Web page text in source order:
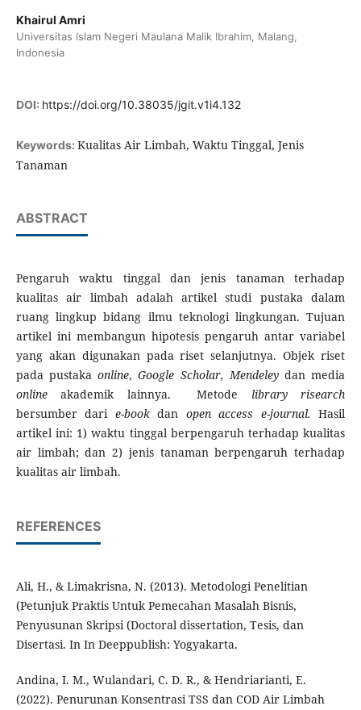
Khairul Amri
Universitas Islam Negeri Maulana Malik Ibrahim, Malang,
Indonesia
DOI: https://doi.org/10.38035/jgit.v1i4.132
Keywords: Kualitas Air Limbah, Waktu Tinggal, Jenis
Tanaman
ABSTRACT
Pengaruh waktu tinggal dan jenis tanaman terhadap
kualitas air limbah adalah artikel studi pustaka dalam
ruang lingkup bidang ilmu teknologi lingkungan. Tujuan
artikel ini membangun hipotesis pengaruh antar variabel
yang akan digunakan pada riset selanjutnya. Objek riset
pada pustakaonline,Google Scholar, Mendeleydan media
onlineakademik lainnya. Metode library risearch
bersumber dari e-bookdan open access e-journal.Hasil
artikel ini: 1) waktu tinggal berpengaruh terhadap kualitas
air limbah; dan 2) jenis tanaman berpengaruh terhadap
kualitas air limbah.
REFERENCES
Ali, H., & Limakrisna, N. (2013). Metodologi Penelitian
(Petunjuk Praktis Untuk Pemecahan Masalah Bisnis,
Penyusunan Skripsi (Doctoral dissertation, Tesis, dan
Disertasi. In In Deeppublish: Yogyakarta.
Andina, I. M., Wulandari, C. D. R., & Hendriarianti, E.
(2022). Penurunan Konsentrasi TSS dan COD Air Limbah